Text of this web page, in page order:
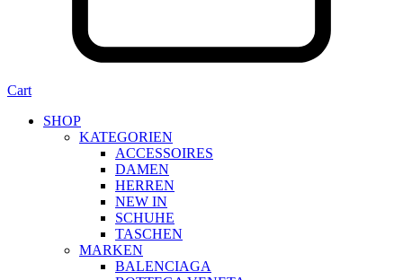
Cart
SHOP
KATEGORIEN
ACCESSOIRES
DAMEN
HERREN
NEW IN
SCHUHE
TASCHEN
MARKEN
BALENCIAGA